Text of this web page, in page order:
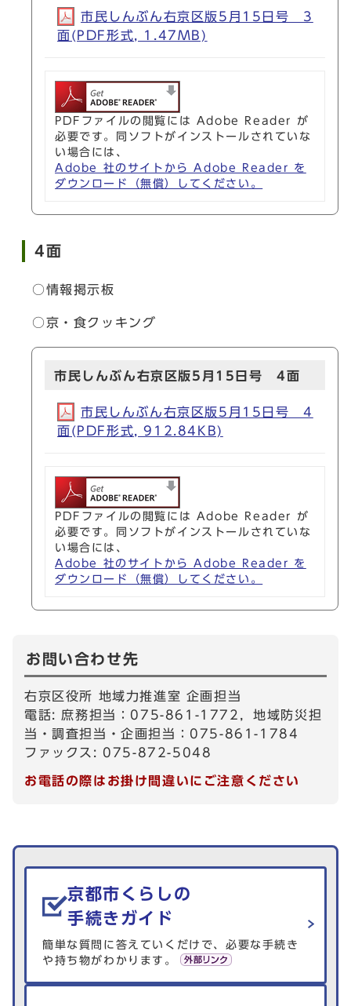
市民しんぶん右京区版5月15日号 3
面(PDF形式, 1.47MB)
PDFファイルの閲覧には Adobe Reader が
必要です。同ソフトがインストールされていな
い場合には、
Adobe 社のサイトから Adobe Reader を
ダウンロード（無償）してください。
4面
○情報掲示板
○京・食クッキング
市民しんぶん右京区版5月15日号 4面
市民しんぶん右京区版5月15日号 4
面(PDF形式, 912.84KB)
PDFファイルの閲覧には Adobe Reader が
必要です。同ソフトがインストールされていな
い場合には、
Adobe 社のサイトから Adobe Reader を
ダウンロード（無償）してください。
お問い合わせ先
右京区役所 地域力推進室 企画担当
電話: 庶務担当：075-861-1772，地域防災担
当・調査担当・企画担当：075-861-1784
ファックス: 075-872-5048
お電話の際はお掛け間違いにご注意ください
生活情報を探す
京都市くらしの
手続きガイド
簡単な質問に答えていくだけで、必要な手続き
や持ち物がわかります。